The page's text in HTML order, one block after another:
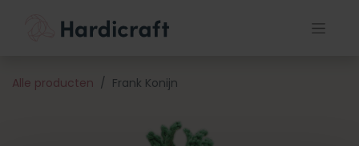
Alle producten Frank Konijn